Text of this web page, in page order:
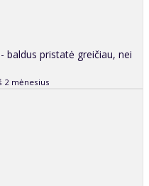
baldus pristatė greičiau, nei
2 mėnesius